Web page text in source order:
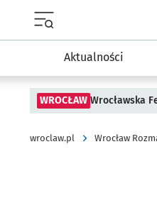
Aktualności
WROCŁAW Wrocławska
wroclaw.pl Wrocław